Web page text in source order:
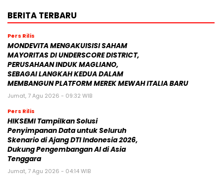
BERITA TERBARU
Pers Rilis
MONDEVITA MENGAKUISISI SAHAM
MAYORITAS DI UNDERSCORE DISTRICT,
PERUSAHAAN INDUK MAGLIANO,
SEBAGAI LANGKAH KEDUA DALAM
MEMBANGUN PLATFORM MEREK MEWAH ITALIA BARU
Jumat, 7 Agu 2026 - 09:32 WIB
Pers Rilis
HIKSEMI Tampilkan Solusi
Penyimpanan Data untuk Seluruh
Skenario di Ajang DTI Indonesia 2026,
Dukung Pengembangan AI di Asia
Tenggara
Jumat, 7 Agu 2026 - 04:14 WIB